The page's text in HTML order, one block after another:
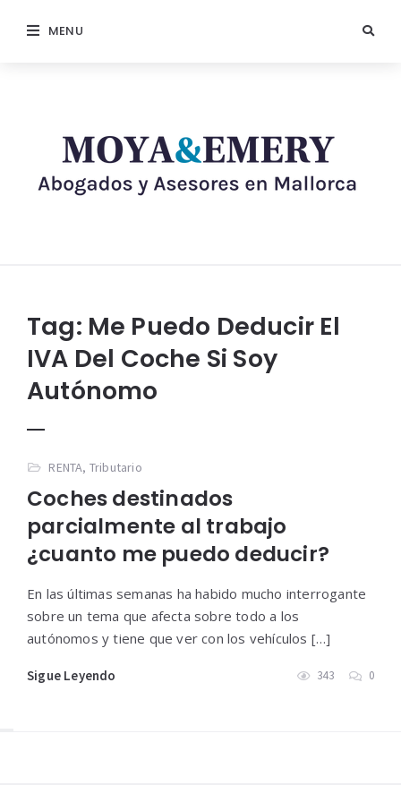
MENU
Tag: Me Puedo Deducir El
IVA Del Coche Si Soy
Autónomo
RENTA, Tributario
Coches destinados
parcialmente al trabajo
¿cuanto me puedo deducir?
En las últimas semanas ha habido mucho interrogante
sobre un tema que afecta sobre todo a los
autónomos y tiene que ver con los vehículos […]
Sigue Leyendo 343 0